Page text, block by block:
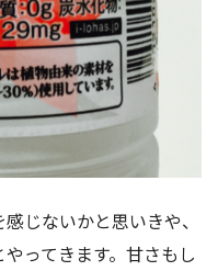
じないかと思いきや、
ってきます。甘さもし